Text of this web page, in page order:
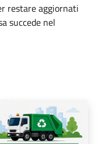
restare aggiornati
succede nel